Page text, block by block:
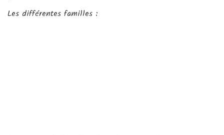
Les différentes familles :